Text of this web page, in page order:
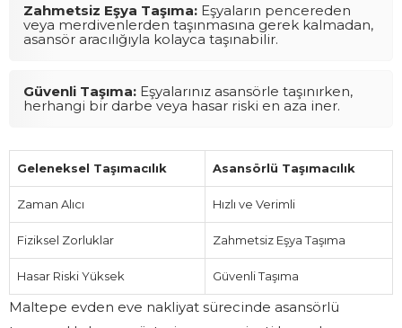
Zahmetsiz Eşya Taşıma: Eşyaların pencereden
veya merdivenlerden taşınmasına gerek kalmadan,
asansör aracılığıyla kolayca taşınabilir.
Güvenli Taşıma: Eşyalarınız asansörle taşınırken,
herhangi bir darbe veya hasar riski en aza iner.
Geleneksel Taşımacılık Asansörlü Taşımacılık
Zaman Alıcı Hızlı ve Verimli
Fiziksel Zorluklar Zahmetsiz Eşya Taşıma
Hasar Riski Yüksek Güvenli Taşıma
Maltepe evden eve nakliyat sürecinde asansörlü